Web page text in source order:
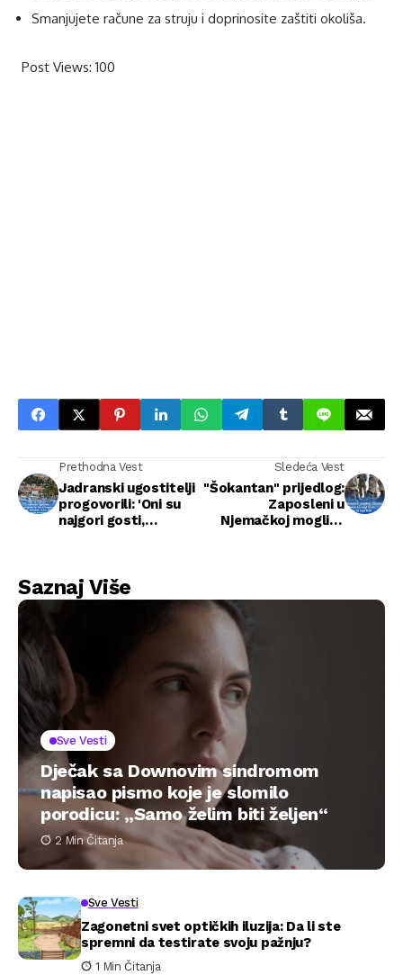
Smanjujete račune za struju i doprinosite zaštiti okoliša.
Post Views: 100
Prethodna Vest
Jadranski ugostitelji
progovorili: 'Oni su
najgori gosti,
Sledeća Vest
"Šokantan" prijedlog:
Zaposleni u
Njemačkoj mogli bi
Saznaj Više
Sve Vesti
Dječak sa Downovim sindromom
napisao pismo koje je slomilo
porodicu: „Samo želim biti željen“
2 Min Čitanja
Sve Vesti
Zagonetni svet optičkih iluzija: Da li ste
spremni da testirate svoju pažnju?
1 Min Čitanja